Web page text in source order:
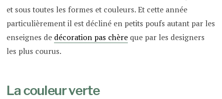
et sous toutes les formes et couleurs. Et cette année
particulièrement il est décliné en petits poufs autant par les
enseignes de décoration pas chère que par les designers
les plus courus.
La couleur verte